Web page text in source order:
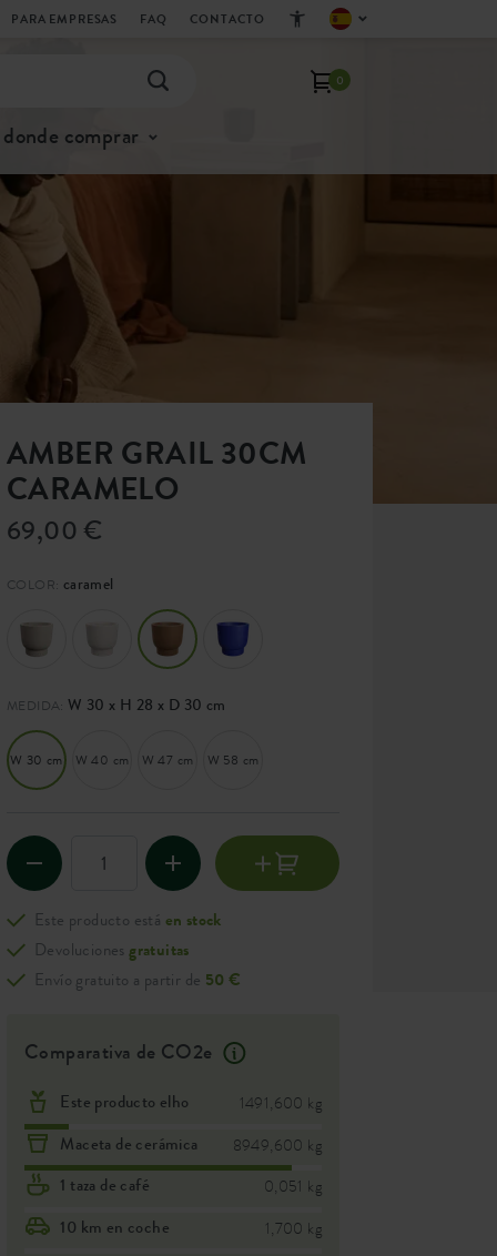
PARA EMPRESAS FAQ CONTACTO
0
donde comprar
AMBER GRAIL 30CM
CARAMELO
69,00 €
COLOR: caramel
MEDIDA: W 30 x H 28 x D 30 cm
W 30 cm W 40 cm W 47 cm W 58 cm
Este producto está en stock
Devolucionesgratuitas
Envío gratuito a partir de 50 €
Comparativa de CO2e
Este producto elho 1491,600 kg
Maceta de cerámica 8949,600 kg
1 taza de café 0,051 kg
10 km en coche 1,700 kg